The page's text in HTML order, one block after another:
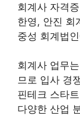
회계사 자격
한영, 안진 회
중성 회계법
회계사 업무
므로 입사 경
핀테크 스타
다양한 산업